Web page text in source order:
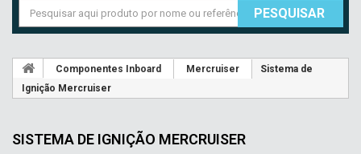
PESQUISAR
Componentes Inboard Mercruiser
Sistema de
Ignição Mercruiser
SISTEMA DE IGNIÇÃO MERCRUISER